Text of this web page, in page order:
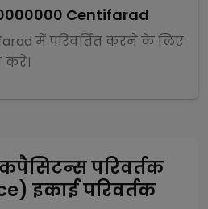
Centifarad
में परिवर्तित करने के लिए
करें।
परिवर्तक
इकाई परिवर्तक